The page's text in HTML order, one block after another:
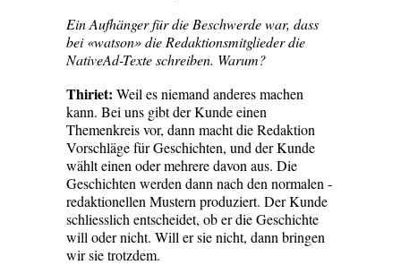
Ein Aufhänger für die Beschwerde war, dass
bei «watson» die Redaktionsmitglieder die
NativeAd-Texte schreiben. Warum?
Thiriet: Weil es niemand anderes machen
kann. Bei uns gibt der Kunde einen
Themenkreis vor, dann macht die Redaktion
Vorschläge für Geschichten, und der Kunde
wählt einen oder mehrere davon aus. Die
Geschichten werden dann nach den normalen ­
redaktionellen Mustern produziert. Der Kunde
schliesslich entscheidet, ob er die Geschichte
will oder nicht. Will er sie nicht, dann bringen
wir sie trotzdem.